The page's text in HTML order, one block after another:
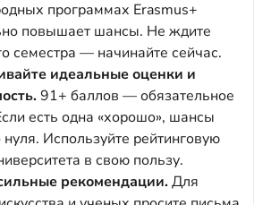
программах Erasmus+
повышает шансы. Не ждите
семестра — начинайте сейчас.
идеальные оценки и
91+ баллов — обязательное
есть одна «хорошо», шансы
Используйте рейтинговую
в свою пользу.
рекомендации.Для